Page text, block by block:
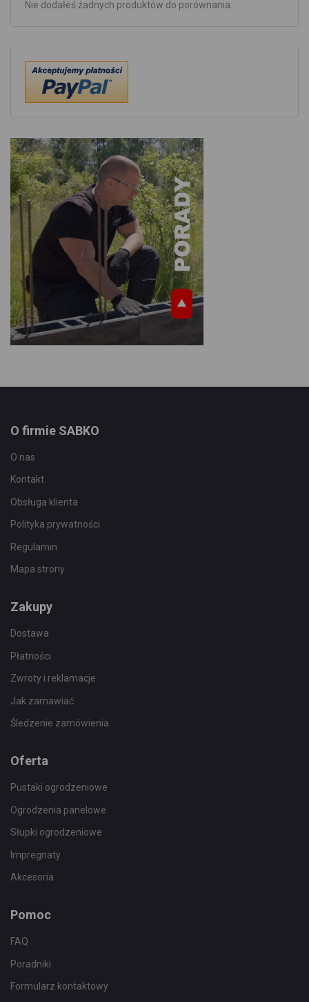
Nie dodałeś żadnych produktów do porównania.
O firmie SABKO
O nas
Kontakt
Obsługa klienta
Polityka prywatności
Regulamin
Mapa strony
Zakupy
Dostawa
Płatności
Zwroty i reklamacje
Jak zamawiać
Śledzenie zamówienia
Oferta
Pustaki ogrodzeniowe
Ogrodzenia panelowe
Słupki ogrodzeniowe
Impregnaty
Akcesoria
Pomoc
FAQ
Poradniki
Formularz kontaktowy